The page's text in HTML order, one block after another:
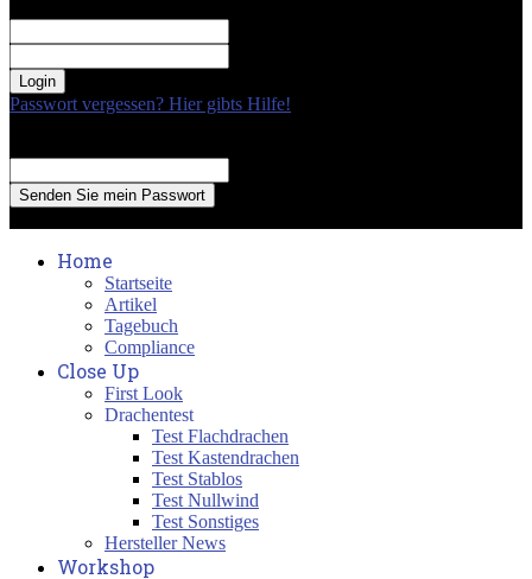
Passwort vergessen? Hier gibts Hilfe!
Home
Startseite
Artikel
Tagebuch
Compliance
Close Up
First Look
Drachentest
Test Flachdrachen
Test Kastendrachen
Test Stablos
Test Nullwind
Test Sonstiges
Hersteller News
Workshop